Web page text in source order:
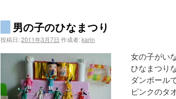
男の子のひなまつり
投稿日:2011年3月7日 作成者:karin
女の子がい
ひなまつり
ダンボール
ピンクのタ